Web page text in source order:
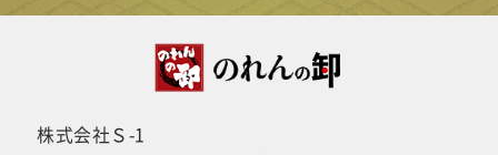
株式会社Ｓ-1